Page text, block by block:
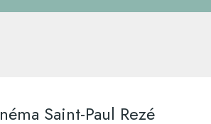
Saint-Paul Rezé